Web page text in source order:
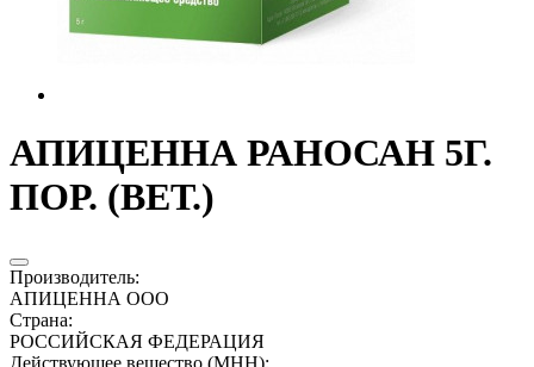
АПИЦЕННА РАНОСАН 5Г.
ПОР. (ВЕТ.)
Производитель:
АПИЦЕННА ООО
Страна:
РОССИЙСКАЯ ФЕДЕРАЦИЯ
Действующее вещество (МНН):